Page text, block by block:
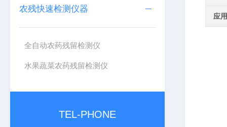
农残快速检测仪器
全自动农药残留检测仪
水果蔬菜农药残留检测仪
TEL-PHONE
应